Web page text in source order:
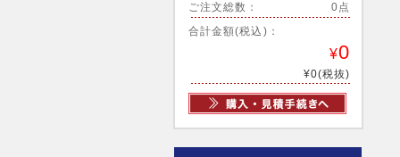
ご注文総数： 0点
合計金額(税込)：
¥0
¥0(税抜)